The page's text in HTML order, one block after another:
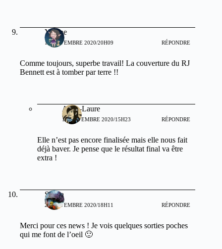
Yuyine
18 NOVEMBRE 2020/20H09 RÉPONDRE
Comme toujours, superbe travail! La couverture du RJ
Bennett est à tomber par terre !!
Anne-Laure
19 NOVEMBRE 2020/15H23 RÉPONDRE
Elle n’est pas encore finalisée mais elle nous fait
déjà baver. Je pense que le résultat final va être
extra !
Shaya
22 NOVEMBRE 2020/18H11 RÉPONDRE
Merci pour ces news ! Je vois quelques sorties poches
qui me font de l’oeil 🙂